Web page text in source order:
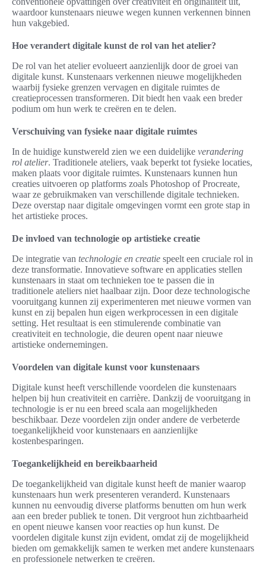
waardoor kunstenaars nieuwe wegen kunnen verkennen binnen
hun vakgebied.
Hoe verandert digitale kunst de rol van het atelier?
De rol van het atelier evolueert aanzienlijk door de groei van
digitale kunst. Kunstenaars verkennen nieuwe mogelijkheden
waarbij fysieke grenzen vervagen en digitale ruimtes de
creatieprocessen transformeren. Dit biedt hen vaak een breder
podium om hun werk te creëren en te delen.
Verschuiving van fysieke naar digitale ruimtes
In de huidige kunstwereld zien we een duidelijke verandering
rol atelier. Traditionele ateliers, vaak beperkt tot fysieke locaties,
maken plaats voor digitale ruimtes. Kunstenaars kunnen hun
creaties uitvoeren op platforms zoals Photoshop of Procreate,
waar ze gebruikmaken van verschillende digitale technieken.
Deze overstap naar digitale omgevingen vormt een grote stap in
het artistieke proces.
De invloed van technologie op artistieke creatie
De integratie van technologie en creatie speelt een cruciale rol in
deze transformatie. Innovatieve software en applicaties stellen
kunstenaars in staat om technieken toe te passen die in
traditionele ateliers niet haalbaar zijn. Door deze technologische
vooruitgang kunnen zij experimenteren met nieuwe vormen van
kunst en zij bepalen hun eigen werkprocessen in een digitale
setting. Het resultaat is een stimulerende combinatie van
creativiteit en technologie, die deuren opent naar nieuwe
artistieke ondernemingen.
Voordelen van digitale kunst voor kunstenaars
Digitale kunst heeft verschillende voordelen die kunstenaars
helpen bij hun creativiteit en carrière. Dankzij de vooruitgang in
technologie is er nu een breed scala aan mogelijkheden
beschikbaar. Deze voordelen zijn onder andere de verbeterde
toegankelijkheid voor kunstenaars en aanzienlijke
kostenbesparingen.
Toegankelijkheid en bereikbaarheid
De toegankelijkheid van digitale kunst heeft de manier waarop
kunstenaars hun werk presenteren veranderd. Kunstenaars
kunnen nu eenvoudig diverse platforms benutten om hun werk
aan een breder publiek te tonen. Dit vergroot hun zichtbaarheid
en opent nieuwe kansen voor reacties op hun kunst. De
voordelen digitale kunst zijn evident, omdat zij de mogelijkheid
bieden om gemakkelijk samen te werken met andere kunstenaars
en professionele netwerken te creëren.